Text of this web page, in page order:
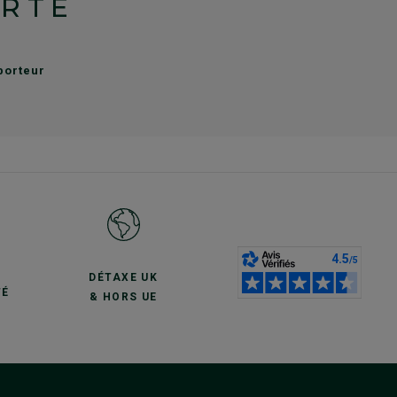
DÉTAXE UK
& HORS UE